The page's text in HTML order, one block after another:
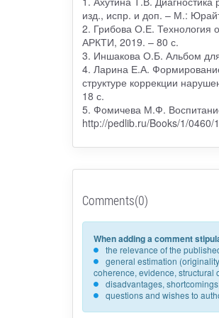
изд., испр. и доп. – М.:
2. Грибова О.Е. Технология
АРКТИ, 2019. – 80 с.
3. Иншакова О.Б. Альбом
4. Ларина Е.А.
структуре коррекции
18 с.
5. Фомичева М.Ф.
http://pedlib.ru/Books/1/0460/
Comments(0)
When adding a comment
the relevance of the
general estimation
coherence, evidence, structural
disadvantages,
questions and wishes to